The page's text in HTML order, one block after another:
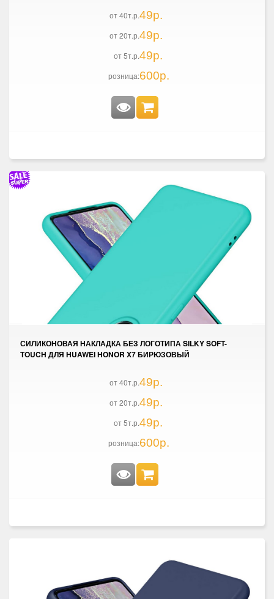
от 40т.р.49р.
от 20т.р.49р.
от 5т.р.49р.
розница:600р.
СИЛИКОНОВАЯ НАКЛАДКА БЕЗ ЛОГОТИПА SILKY SOFT-
TOUCH ДЛЯ HUAWEI HONOR X7 БИРЮЗОВЫЙ
от 40т.р.49р.
от 20т.р.49р.
от 5т.р.49р.
розница:600р.